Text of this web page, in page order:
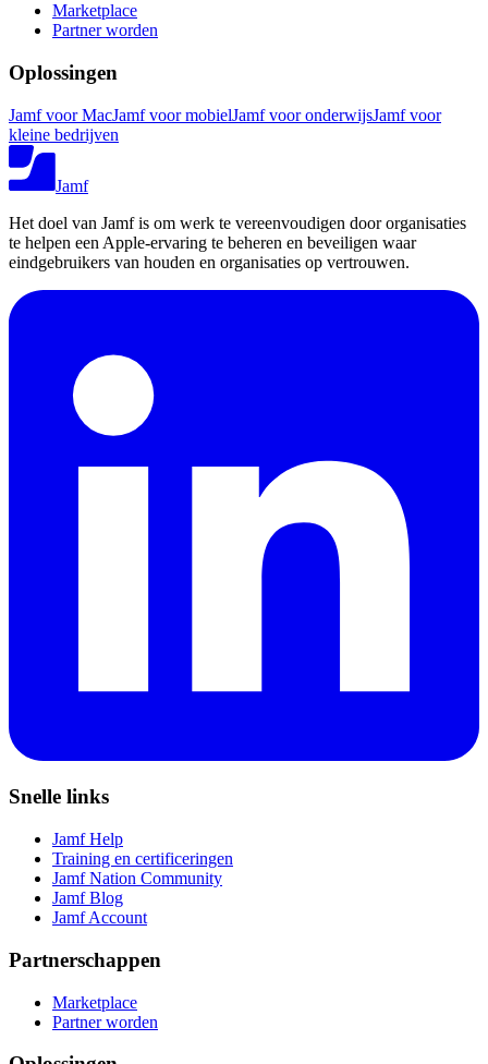
Marketplace
Partner worden
Oplossingen
Jamf voor MacJamf voor mobielJamf voor onderwijsJamf voor
kleine bedrijven
Jamf
Het doel van Jamf is om werk te vereenvoudigen door organisaties
te helpen een Apple-ervaring te beheren en beveiligen waar
eindgebruikers van houden en organisaties op vertrouwen.
Snelle links
Jamf Help
Training en certificeringen
Jamf Nation Community
Jamf Blog
Jamf Account
Partnerschappen
Marketplace
Partner worden